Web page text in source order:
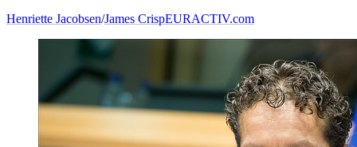
Henriette Jacobsen/James CrispEURACTIV.com